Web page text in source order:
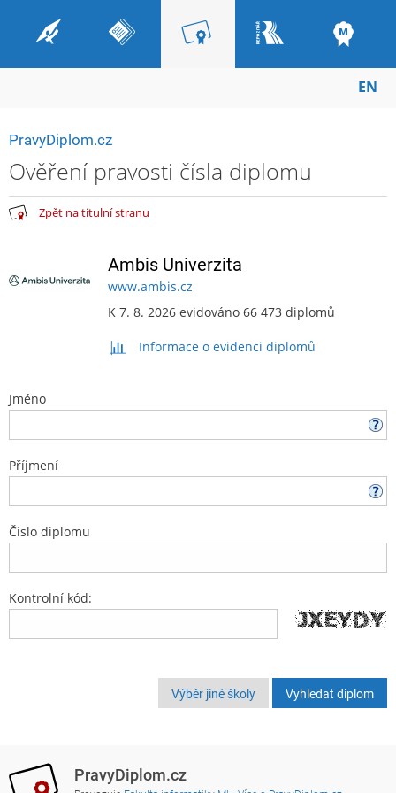
EN
PravyDiplom.cz
Ověření pravosti čísla diplomu
Zpět na titulní stranu
Ambis Univerzita
www.ambis.cz
K 7. 8. 2026 evidováno 66 473 diplomů
Informace o evidenci diplomů
Jméno
Příjmení
Číslo diplomu
Kontrolní kód:
Výběr jiné školy
PravyDiplom.cz